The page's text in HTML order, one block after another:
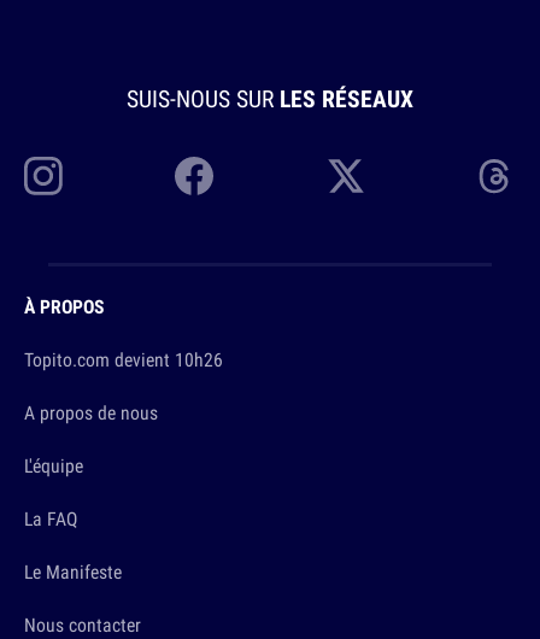
SUIS-NOUS SUR LES RÉSEAUX
À PROPOS
Topito.com devient 10h26
A propos de nous
L'équipe
La FAQ
Le Manifeste
Nous contacter